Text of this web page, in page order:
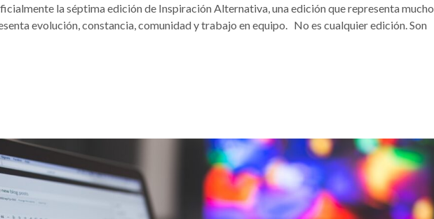
la séptima edición de Inspiración Alternativa, una edición que representa
evolución, constancia, comunidad y trabajo en equipo. No es cualquier edición. Son